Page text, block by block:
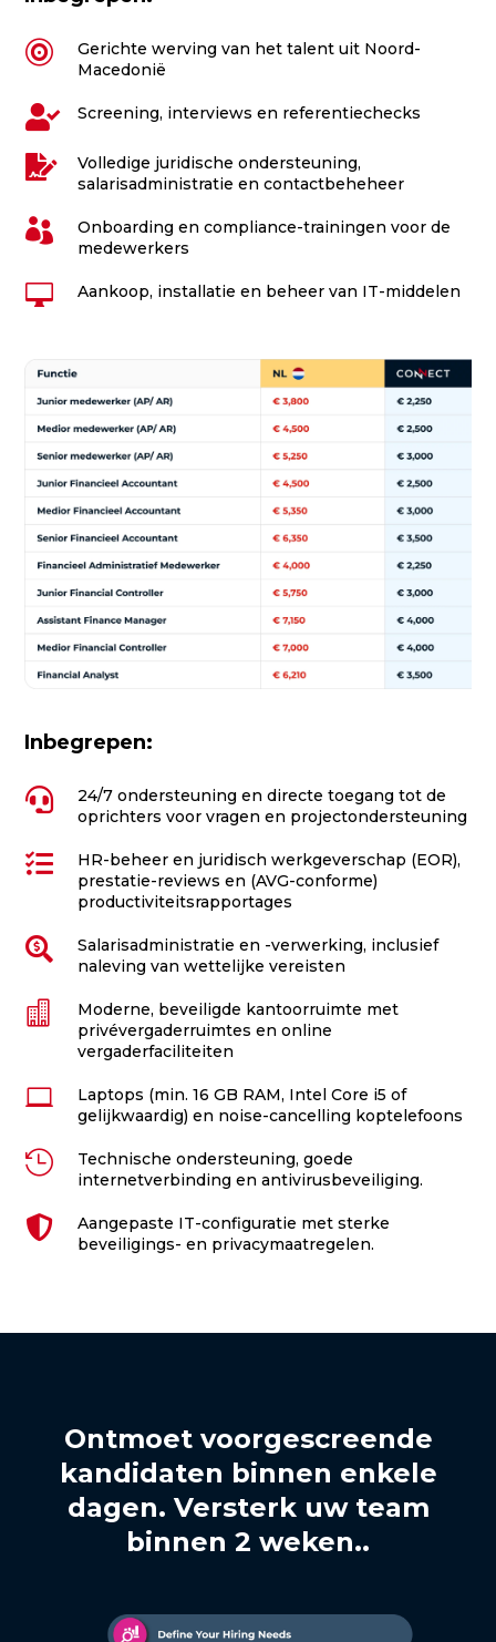

Gerichte werving van het talent uit Noord-
Macedonië
 Screening, interviews en referentiechecks

Volledige juridische ondersteuning,
salarisadministratie en contactbeheheer

Onboarding en compliance-trainingen voor de
medewerkers
 Aankoop, installatie en beheer van IT-middelen
Inbegrepen:

24/7 ondersteuning en directe toegang tot de
oprichters voor vragen en projectondersteuning

HR-beheer en juridisch werkgeverschap (EOR),
prestatie-reviews en (AVG-conforme)
productiviteitsrapportages

Salarisadministratie en -verwerking, inclusief
naleving van wettelijke vereisten

Moderne, beveiligde kantoorruimte met
privévergaderruimtes en online
vergaderfaciliteiten

Laptops (min. 16 GB RAM, Intel Core i5 of
gelijkwaardig) en noise-cancelling koptelefoons

Technische ondersteuning, goede
internetverbinding en antivirusbeveiliging.

Aangepaste IT-configuratie met sterke
beveiligings- en privacymaatregelen.
Ontmoet voorgescreende
kandidaten binnen enkele
dagen. Versterk uw team
binnen 2 weken..